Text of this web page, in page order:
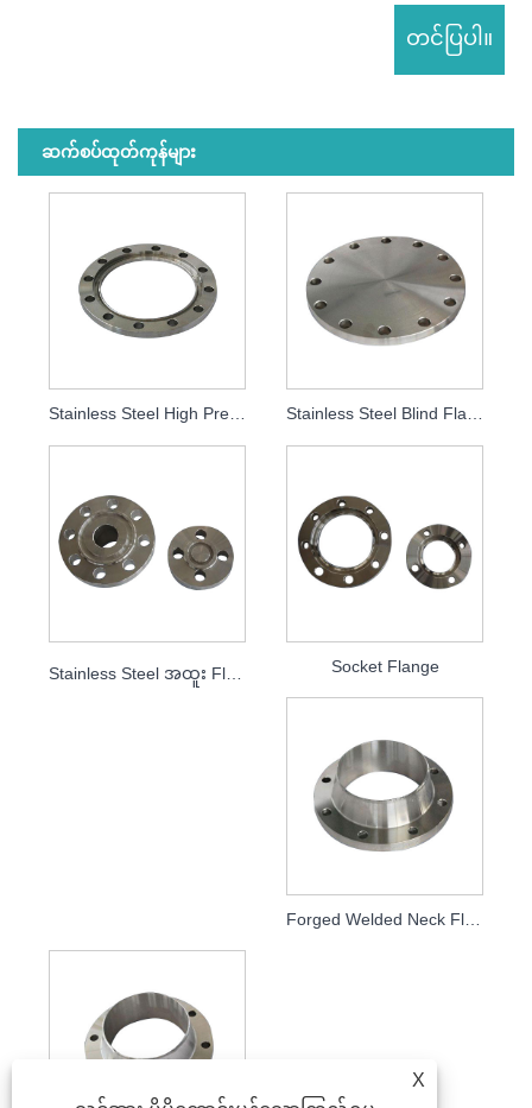
ဆက်စပ်ထုတ်ကုန်များ
Stainless Steel High Pressure Socket Flange
Stainless Steel အထူး Flange Socket Flange
X